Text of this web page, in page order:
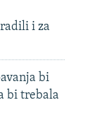
i za
bi
bi trebala